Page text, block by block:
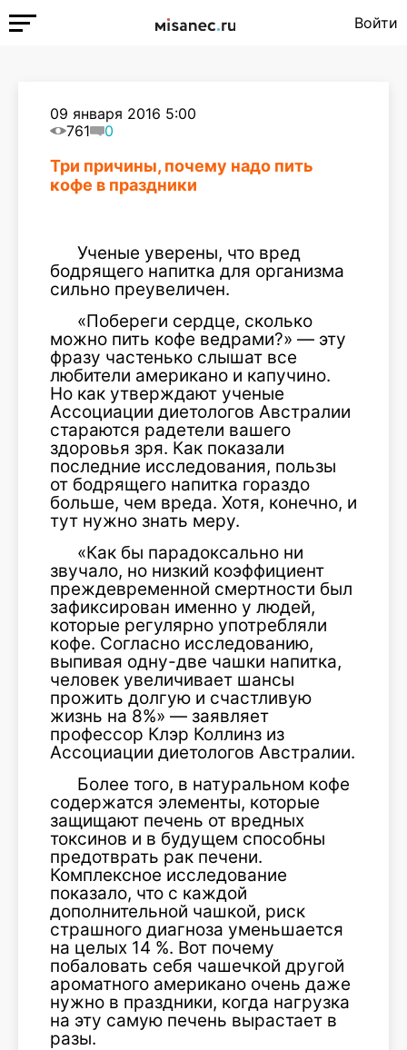
Войти
09 января 2016 5:00
761
0
Три причины, почему надо пить
кофе в праздники
Ученые уверены, что вред
бодрящего напитка для организма
сильно преувеличен.
«Побереги сердце, сколько
можно пить кофе ведрами?» — эту
фразу частенько слышат все
любители американо и капучино.
Но как утверждают ученые
Ассоциации диетологов Австралии
стараются радетели вашего
здоровья зря. Как показали
последние исследования, пользы
от бодрящего напитка гораздо
больше, чем вреда. Хотя, конечно, и
тут нужно знать меру.
«Как бы парадоксально ни
звучало, но низкий коэффициент
преждевременной смертности был
зафиксирован именно у людей,
которые регулярно употребляли
кофе. Согласно исследованию,
выпивая одну-две чашки напитка,
человек увеличивает шансы
прожить долгую и счастливую
жизнь на 8%» — заявляет
профессор Клэр Коллинз из
Ассоциации диетологов Австралии.
Более того, в натуральном кофе
содержатся элементы, которые
защищают печень от вредных
токсинов и в будущем способны
предотврать рак печени.
Комплексное исследование
показало, что с каждой
дополнительной чашкой, риск
страшного диагноза уменьшается
на целых 14 %. Вот почему
побаловать себя чашечкой другой
ароматного американо очень даже
нужно в праздники, когда нагрузка
на эту самую печень вырастает в
разы.